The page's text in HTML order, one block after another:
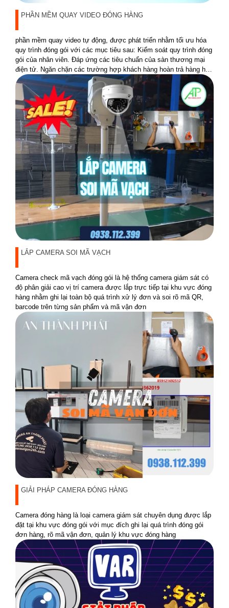
PHẦN MỀM QUAY VIDEO ĐÓNG HÀNG
phần mềm quay video tự động, được phát triển nhằm tối ưu hóa
quy trình đóng gói với các mục tiêu sau: Kiểm soát quy trình đóng
gói của nhân viên. Đáp ứng các tiêu chuẩn của sàn thương mại
điện tử. Ngăn chặn các trường hợp khách hàng hoàn trả hàng hóa
không đúng sản phẩm
LẮP CAMERA SOI MÃ VẠCH
Camera check mã vạch đóng gói là hệ thống camera giám sát có
độ phân giải cao vị trí camera được lắp trực tiếp tại khu vực đóng
hàng nhằm ghi lại toàn bộ quá trình xử lý đơn và soi rõ mã QR,
barcode trên từng sản phẩm và mã vận đơn
GIẢI PHÁP CAMERA ĐÓNG HÀNG
Camera đóng hàng là loại camera giám sát chuyên dụng được lắp
đặt tại khu vực đóng gói với mục đích ghi lại quá trình đóng gói
đơn hàng, rõ mã vận đơn, quản lý khu vực đóng hàng